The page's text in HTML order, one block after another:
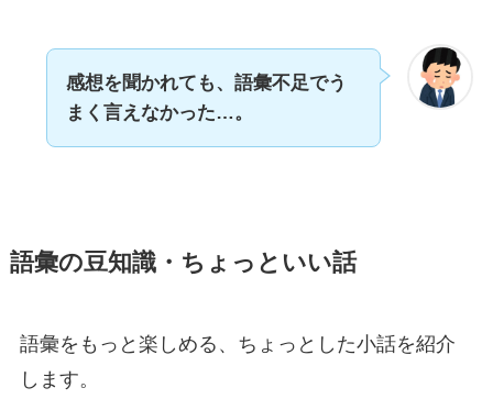
感想を聞かれても、語彙不足でう
まく言えなかった…。
語彙の豆知識・ちょっといい話
語彙をもっと楽しめる、ちょっとした小話を紹介
します。